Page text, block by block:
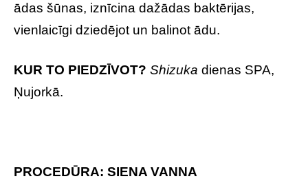
ādas šūnas, iznīcina dažādas baktērijas,
vienlaicīgi dziedējot un balinot ādu.
KUR TO PIEDZĪVOT? Shizuka dienas SPA,
Ņujorkā.
PROCEDŪRA: SIENA VANNA